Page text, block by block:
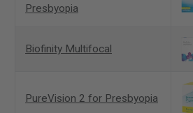
Presbyopia
Biofinity Multifocal
PureVision 2 for Presbyopia